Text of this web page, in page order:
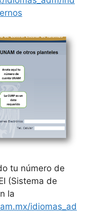
tu número de
(Sistema de
la
idiomas_ad